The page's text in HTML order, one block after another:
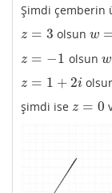
Şimdi çemberin
z = 3
z=3 olsunw
w=3
z = −1
z=−1 olsun w
w
z = 1 + 2i
z=1+ 2i
şimdi ise z = 0
z=0